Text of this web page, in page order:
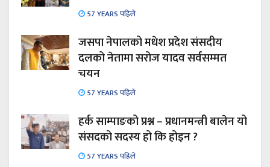
57 YEARS पहिले
जसपा नेपालको मधेश प्रदेश संसदीय
दलको नेतामा सरोज यादव सर्वसम्मत
चयन
57 YEARS पहिले
हर्क साम्पाङको प्रश्न – प्रधानमन्त्री बालेन यो
संसदको सदस्य हो कि होइन ?
57 YEARS पहिले